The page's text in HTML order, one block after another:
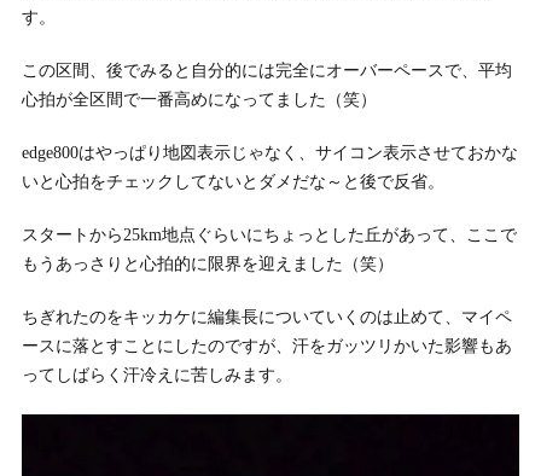
す。
この区間、後でみると自分的には完全にオーバーペースで、平均
心拍が全区間で一番高めになってました（笑）
edge800はやっぱり地図表示じゃなく、サイコン表示させておかな
いと心拍をチェックしてないとダメだな～と後で反省。
スタートから25km地点ぐらいにちょっとした丘があって、ここで
もうあっさりと心拍的に限界を迎えました（笑）
ちぎれたのをキッカケに編集長についていくのは止めて、マイペ
ースに落とすことにしたのですが、汗をガッツリかいた影響もあ
ってしばらく汗冷えに苦しみます。